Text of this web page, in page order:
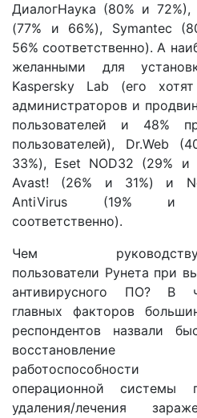
ДиалогНаука (80% и 72%),
(77% и 66%), Symantec
56% соответственно). А
желанными для
Kaspersky Lab (его
администраторов и
пользователей и 48%
пользователей), Dr.Web
33%), Eset NOD32 (29% и
Avast! (26% и 31%) и
AntiVirus (19% и
соответственно).
Чем
пользователи Рунета при
антивирусного ПО? В
главных факторов
респондентов назвали
восстановление
работоспособности
операционной системы
удаления/лечения